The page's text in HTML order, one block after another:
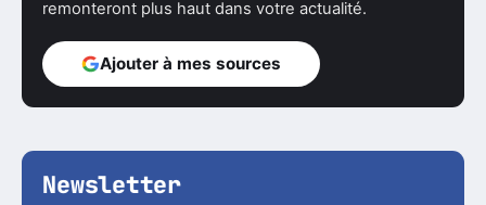
remonteront plus haut dans votre actualité.
Ajouter à mes sources
Newsletter